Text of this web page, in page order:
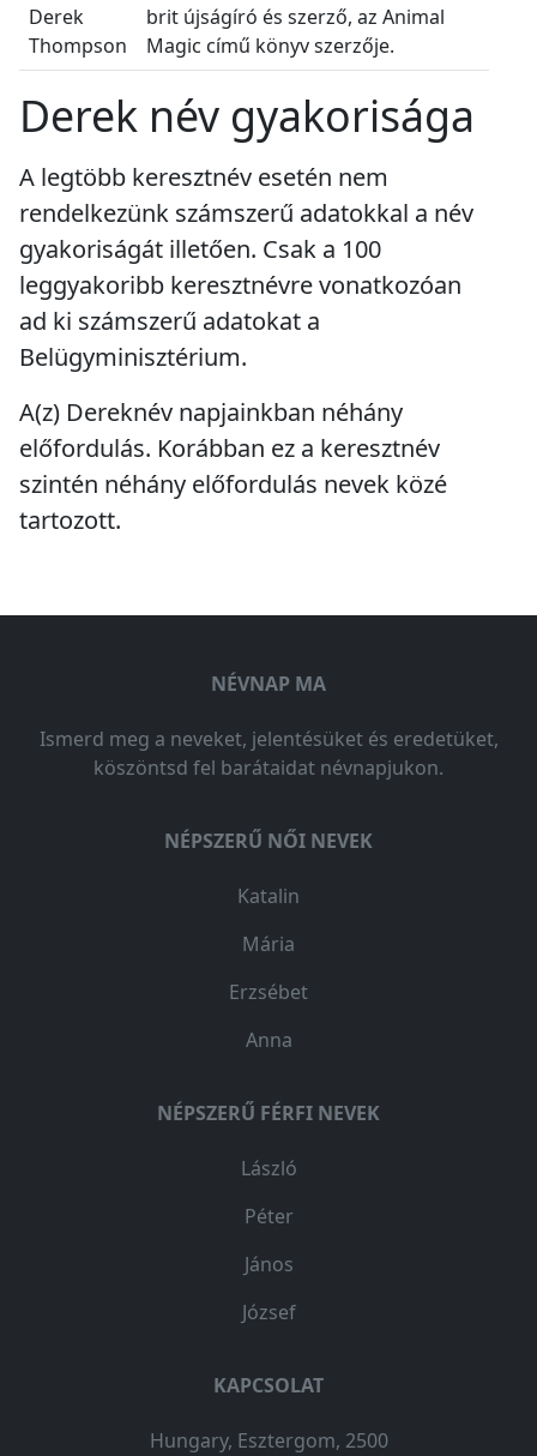
Derek
Thompson
brit újságíró és szerző, az Animal
Magic című könyv szerzője.
Derek név gyakorisága
A legtöbb keresztnév esetén nem
rendelkezünk számszerű adatokkal a név
gyakoriságát illetően. Csak a 100
leggyakoribb keresztnévre vonatkozóan
ad ki számszerű adatokat a
Belügyminisztérium.
A(z) Dereknév napjainkban néhány
előfordulás. Korábban ez a keresztnév
szintén néhány előfordulás nevek közé
tartozott.
NÉVNAP MA
Ismerd meg a neveket, jelentésüket és eredetüket,
köszöntsd fel barátaidat névnapjukon.
NÉPSZERŰ NŐI NEVEK
Katalin
Mária
Erzsébet
Anna
NÉPSZERŰ FÉRFI NEVEK
László
Péter
János
József
KAPCSOLAT
Hungary, Esztergom, 2500